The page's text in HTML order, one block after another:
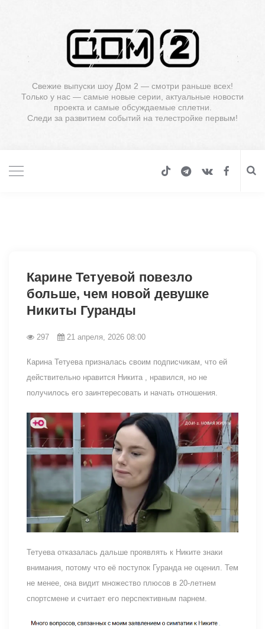
Свежие выпуски шоу Дом 2 — смотри раньше всех!
Только у нас — самые новые серии, актуальные новости
проекта и самые обсуждаемые сплетни.
Следи за развитием событий на телестройке первым!
Карине Тетуевой повезло
больше, чем новой девушке
Никиты Гуранды
297 21 апреля, 2026 08:00
Карина Тетуева призналась своим подписчикам, что ей
действительно нравится Никита , нравился, но не
получилось его заинтересовать и начать отношения.
Тетуева отказалась дальше проявлять к Никите знаки
внимания, потому что её поступок Гуранда не оценил. Тем
не менее, она видит множество плюсов в 20-летнем
спортсмене и считает его перспективным парнем.